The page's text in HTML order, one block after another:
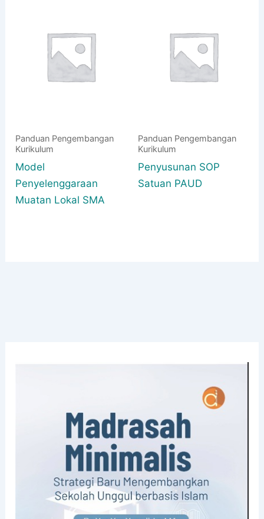
Panduan Pengembangan
Kurikulum
Model
Penyelenggaraan
Muatan Lokal SMA
Panduan Pengembangan
Kurikulum
Penyusunan SOP
Satuan PAUD